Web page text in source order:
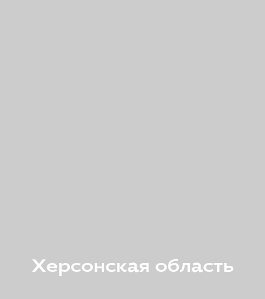
Херсонская область